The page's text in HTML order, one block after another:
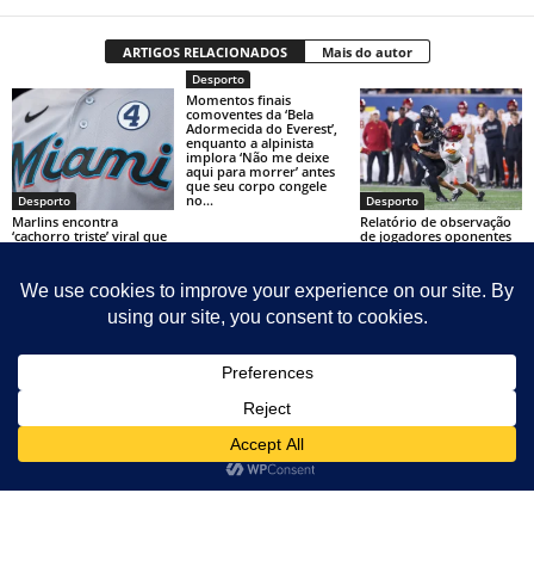
ARTIGOS RELACIONADOS Mais do autor
Desporto
Marlins encontra
‘cachorro triste’ viral que
‘dia dos sonhos’ no
Desporto
Momentos finais
comoventes da ‘Bela
Adormecida do Everest’,
enquanto a alpinista
implora ‘Não me deixe
aqui para morrer’ antes
que seu corpo congele
no...
Desporto
Relatório de observação
de jogadores oponentes